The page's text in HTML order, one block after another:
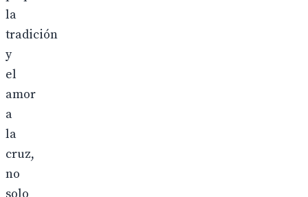
la
tradición
y
el
amor
a
la
cruz,
no